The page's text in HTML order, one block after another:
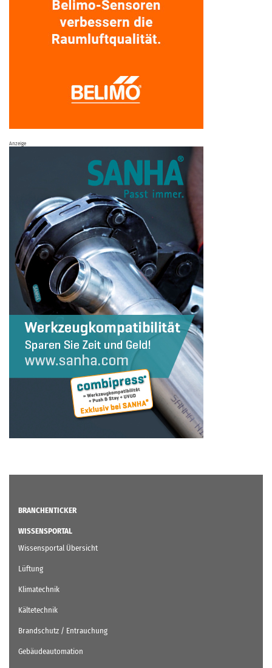
Anzeige
BRANCHENTICKER
WISSENSPORTAL
Wissensportal Übersicht
Lüftung
Klimatechnik
Kältetechnik
Brandschutz / Entrauchung
Gebäudeautomation